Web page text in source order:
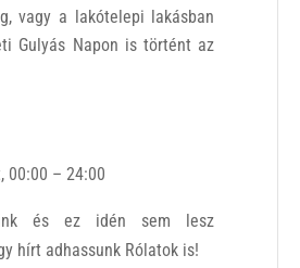
vagy a lakótelepi lakásban
Gulyás Napon is történt az
00:00 – 24:00
és ez idén sem lesz
hírt adhassunk Rólatok is!